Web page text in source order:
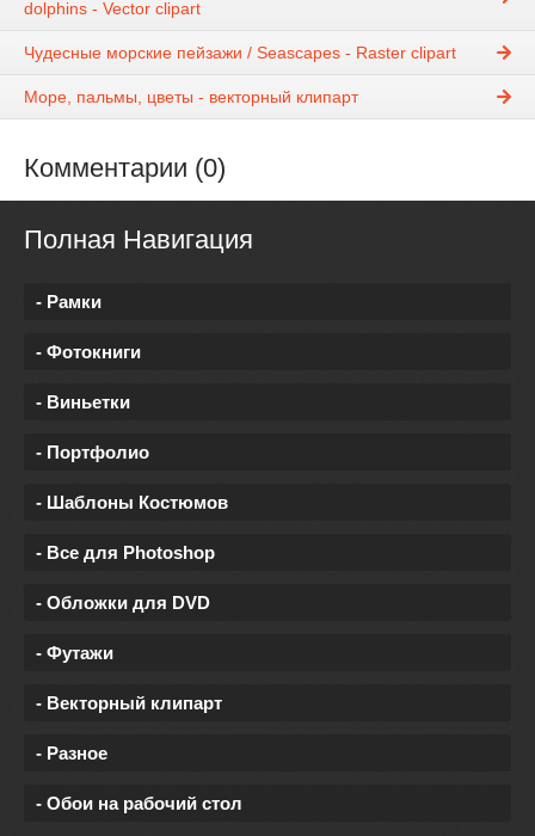
dolphins - Vector clipart
Чудесные морские пейзажи / Seascapes - Raster clipart
Море, пальмы, цветы - векторный клипарт
Комментарии (0)
Полная Навигация
- Рамки
- Фотокниги
- Виньетки
- Портфолио
- Шаблоны Костюмов
- Все для Photoshop
- Обложки для DVD
- Футажи
- Векторный клипарт
- Разное
- Обои на рабочий стол